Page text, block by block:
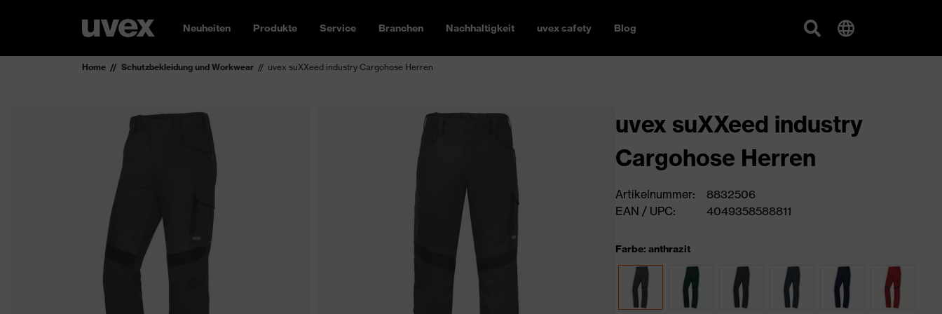
Neuheiten Produkte Service Branchen Nachhaltigkeit uvex safety Blog
Home Schutzbekleidung und Workwear uvex suXXeed industry Cargohose Herren
uvex suXXeed industry
Cargohose Herren
Artikelnummer:
8832506
EAN / UPC:
4049358588811
Farbe: anthrazit